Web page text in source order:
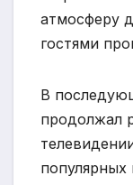
атмосферу
гостями
В
продолжал